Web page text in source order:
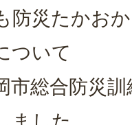
防災たかお
ついて
市総合防災